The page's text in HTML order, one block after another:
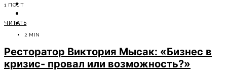
СОВЕТЫ ЭКСПЕРТОВ
1 ПОСТ
ЧИТАТЬ
2 MIN
Ресторатор Виктория Мысак: «Бизнес в
кризис- провал или возможность?»